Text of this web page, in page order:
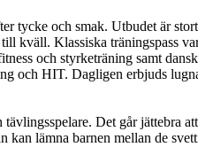
och smak. Utbudet är
kväll. Klassiska träningspass
och styrketräning samt
och HIT. Dagligen erbjuds
Det går jättebra
lämna barnen mellan de